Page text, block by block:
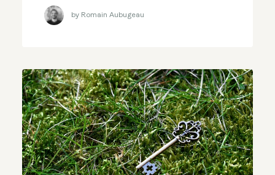
by Romain Aubugeau